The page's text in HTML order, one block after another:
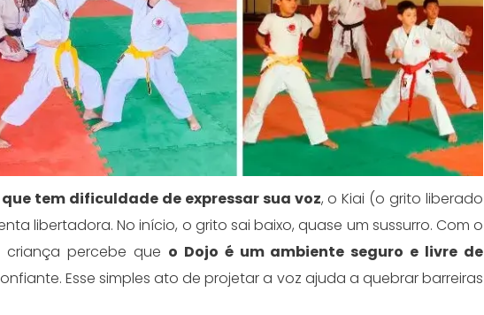
tem dificuldade de expressar sua voz, o Kiai (o grito liberado
libertadora. No início, o grito sai baixo, quase um sussurro. Com o
percebe que o Dojo é um ambiente seguro e livre de
Esse simples ato de projetar a voz ajuda a quebrar barreiras